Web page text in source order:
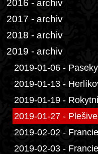
2016 - archiv
2017 - archiv
2018 - archiv
2019 - archiv
2019-01-06 -
2019-01-13 -
2019-01-19 -
2019-01-27 -
2019-02-02 - Francie
2019-02-03 -